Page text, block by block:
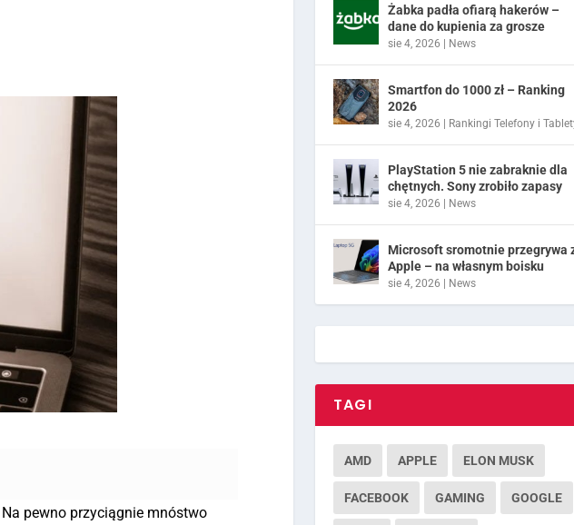
pewno przyciągnie mnóstwo
Żabka padła ofiarą hakerów –
dane do kupienia za grosze
sie 4, 2026 | News
Smartfon do 1000 zł – Ranking
2026
sie 4, 2026 | Rankingi Telefony i
PlayStation 5 nie zabraknie dla
chętnych. Sony zrobiło zapasy
sie 4, 2026 | News
Microsoft sromotnie przegrywa
Apple – na własnym boisku
sie 4, 2026 | News
TAGI
AMD APPLE ELON MUSK
FACEBOOK GAMING GOOGLE